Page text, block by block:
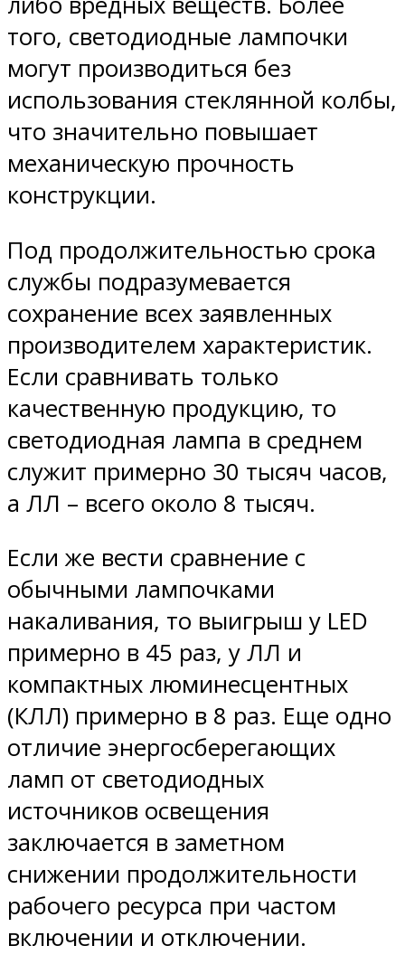
того, светодиодные лампочки
могут производиться без
использования стеклянной колбы,
что значительно повышает
механическую прочность
конструкции.
Под продолжительностью срока
службы подразумевается
сохранение всех заявленных
производителем характеристик.
Если сравнивать только
качественную продукцию, то
светодиодная лампа в среднем
служит примерно 30 тысяч часов,
а ЛЛ – всего около 8 тысяч.
Если же вести сравнение с
обычными лампочками
накаливания, то выигрыш у LED
примерно в 45 раз, у ЛЛ и
компактных люминесцентных
(КЛЛ) примерно в 8 раз. Еще одно
отличие энергосберегающих
ламп от светодиодных
источников освещения
заключается в заметном
снижении продолжительности
рабочего ресурса при частом
включении и отключении.